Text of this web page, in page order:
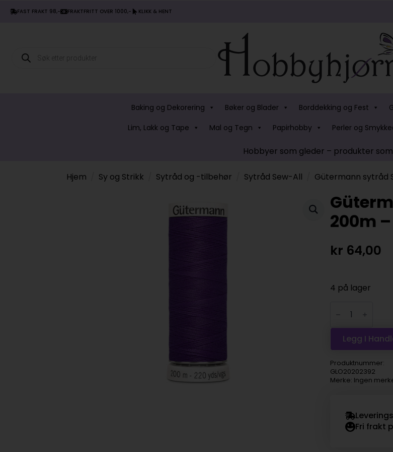
FAST FRAKT 98,- FRAKTFRITT OVER 1000,- KLIKK & HENT
Products
search
Baking og Dekorering Bøker og Blader Borddekking og Fest
Lim, Lakk og Tape
Mal og Tegn Papirhobby Perler og
Hobbyer som gleder – produkter
Hjem Sy og Strikk Sytråd og -tilbehør Sytråd Sew-All Gütermann sytråd
200m
kr 64,00
4 på lager
sytråd
all
200m
392
antall
Legg I
Produktnummer:
GLO20202392
Merke: Ingen
Fri frakt